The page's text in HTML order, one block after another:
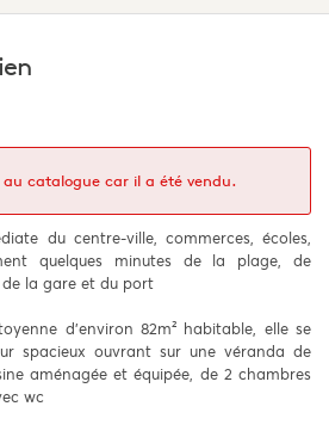
catalogue car il a été vendu.
du centre-ville, commerces, écoles,
quelques minutes de la plage, de
de la gare et du port
d’environ 82m² habitable, elle se
spacieux ouvrant sur une véranda de
aménagée et équipée, de 2 chambres
wc